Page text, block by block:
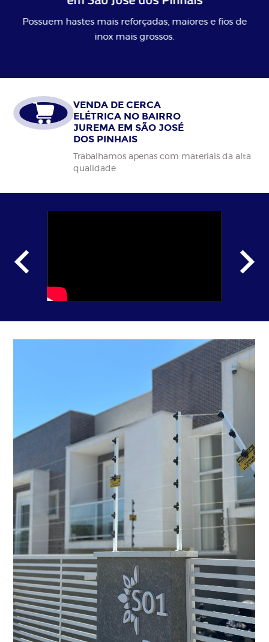
Possuem hastes mais reforçadas, maiores e fios de
inox mais grossos.
VENDA DE CERCA
ELÉTRICA NO BAIRRO
JUREMA EM SÃO JOSÉ
DOS PINHAIS
Trabalhamos apenas com materiais da alta
qualidade